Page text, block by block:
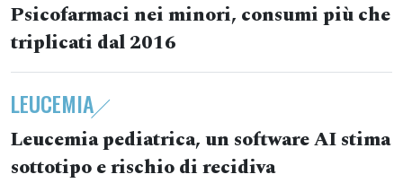
Psicofarmaci nei minori, consumi più che
triplicati dal 2016
LEUCEMIA
Leucemia pediatrica, un software AI stima
sottotipo e rischio di recidiva